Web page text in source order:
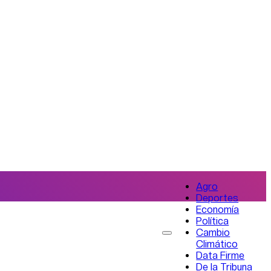
Agro
Deportes
Economía
Política
Cambio
Climático
Data Firme
De la Tribuna